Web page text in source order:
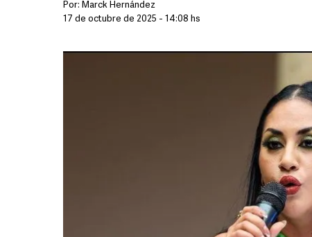
Por: Marck Hernández
17 de octubre de 2025 - 14:08 hs